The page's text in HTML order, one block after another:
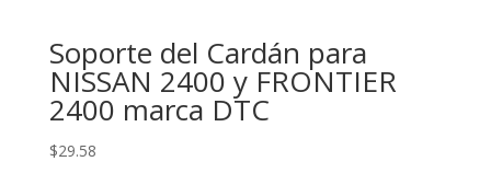
Soporte del Cardán para
NISSAN 2400 y FRONTIER
2400 marca DTC
$29.58